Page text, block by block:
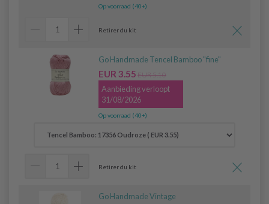
Op voorraad (40+)
Retirer du kit
Go Handmade Tencel Bamboo "fine"
EUR 3.55 EUR 5.10
Aanbieding verloopt
31/08/2026
Op voorraad (40+)
Retirer du kit
Go Handmade Vintage